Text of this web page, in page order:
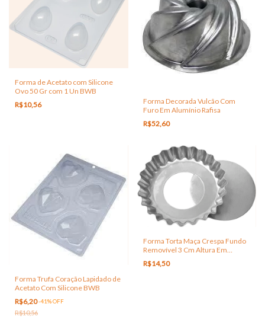
Forma de Acetato com Silicone
Ovo 50 Gr com 1 Un BWB
R$10,56
Forma Decorada Vulcão Com
Furo Em Alumínio Rafisa
R$52,60
Forma Trufa Coração Lapidado de
Acetato Com Silicone BWB
R$6,20-41%OFF
R$10,56
Forma Torta Maça Crespa Fundo
Removível 3 Cm Altura Em
Alumínio
R$14,50